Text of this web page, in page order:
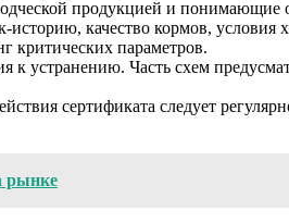
продукцией и понимающие
качество кормов, условия
критических параметров.
к устранению. Часть схем
сертификата следует
рынке